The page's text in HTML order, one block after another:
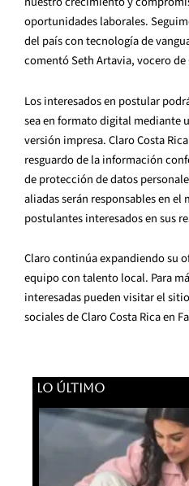
oportunidades laborales.
del país con tecnología de
comentó Seth Artavia, vocero de
Los interesados en postular
sea en formato digital mediante
versión impresa. Claro Costa
resguardo de la información
de protección de datos
aliadas serán responsables en el
postulantes interesados en sus
Claro continúa expandiendo su
equipo con talento local. Para
interesadas pueden visitar el
sociales de Claro Costa Rica en
LO ÚLTIMO